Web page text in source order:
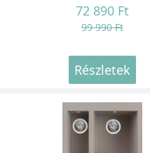
72 890 Ft
99 990 Ft
Részletek